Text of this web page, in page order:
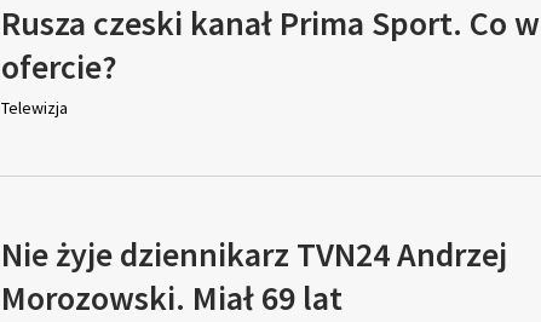
Rusza czeski kanał Prima Sport. Co w
ofercie?
Telewizja
Nie żyje dziennikarz TVN24 Andrzej
Morozowski. Miał 69 lat